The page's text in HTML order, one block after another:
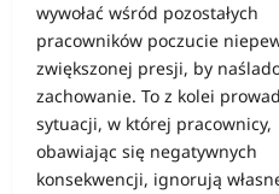
wywołać wśród pozostałych
pracowników poczucie
zwiększonej presji, by
zachowanie. To z kolei
sytuacji, w której pracownicy,
obawiając się negatywnych
konsekwencji, ignorują